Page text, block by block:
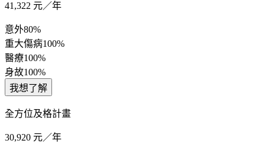
41,322 元／年
意外80%
重大傷病100%
醫療100%
身故100%
我想了解
全方位及格計畫
30,920 元／年